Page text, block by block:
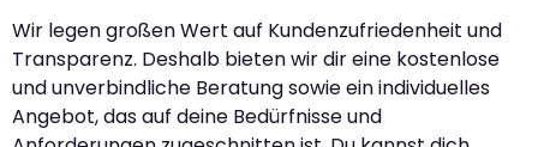
Wir legen großen Wert auf Kundenzufriedenheit und
Transparenz. Deshalb bieten wir dir eine kostenlose
und unverbindliche Beratung sowie ein individuelles
Angebot, das auf deine Bedürfnisse und